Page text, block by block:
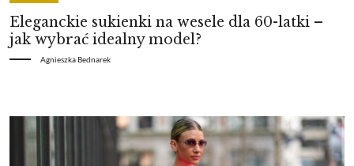
Eleganckie sukienki na wesele dla 60-latki –
jak wybrać idealny model?
Agnieszka Bednarek